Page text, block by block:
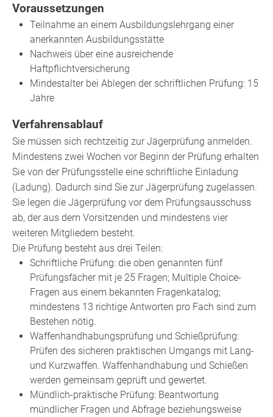
Voraussetzungen
Teilnahme an einem Ausbildungslehrgang einer
anerkannten Ausbildungsstätte
Nachweis über eine ausreichende
Haftpflichtversicherung
Mindestalter bei Ablegen der schriftlichen Prüfung: 15
Jahre
Verfahrensablauf
Sie müssen sich rechtzeitig zur Jägerprüfung anmelden.
Mindestens zwei Wochen vor Beginn der Prüfung erhalten
Sie von der Prüfungsstelle eine schriftliche Einladung
(Ladung). Dadurch sind Sie zur Jägerprüfung zugelassen.
Sie legen die Jägerprüfung vor dem Prüfungsausschuss
ab, der aus dem Vorsitzenden und mindestens vier
weiteren Mitgliedern besteht.
Die Prüfung besteht aus drei Teilen:
Schriftliche Prüfung: die oben genannten fünf
Prüfungsfächer mit je 25 Fragen; Multiple Choice-
Fragen aus einem bekannten Fragenkatalog;
mindestens 13 richtige Antworten pro Fach sind zum
Bestehen nötig.
Waffenhandhabungsprüfung und Schießprüfung:
Prüfen des sicheren praktischen Umgangs mit Lang-
und Kurzwaffen. Waffenhandhabung und Schießen
werden gemeinsam geprüft und gewertet.
Mündlich-praktische Prüfung: Beantwortung
mündlicher Fragen und Abfrage beziehungsweise